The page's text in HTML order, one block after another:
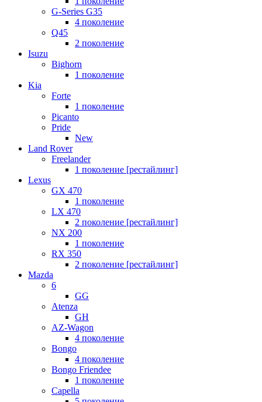
G-Series G35
4 поколение
Q45
2 поколение
Isuzu
Bighorn
1 поколение
Kia
Forte
1 поколение
Picanto
Pride
New
Land Rover
Freelander
1 поколение [рестайлинг]
Lexus
GX 470
1 поколение
LX 470
2 поколение [рестайлинг]
NX 200
1 поколение
RX 350
2 поколение [рестайлинг]
Mazda
6
GG
Atenza
GH
AZ-Wagon
4 поколение
Bongo
4 поколение
Bongo Friendee
1 поколение
Capella